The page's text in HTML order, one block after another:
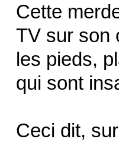
Cette
TV sur son
les pieds,
qui sont
Ceci dit,